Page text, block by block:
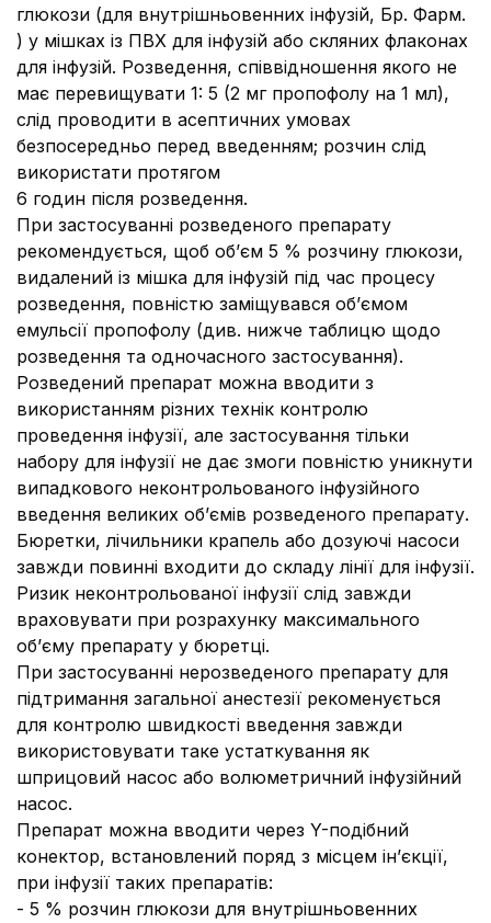
глюкози (для внутрішньовенних інфузій, Бр. Фарм.
) у мішках із ПВХ для інфузій або скляних флаконах
для інфузій. Розведення, співвідношення якого не
має перевищувати 1: 5 (2 мг пропофолу на 1 мл),
слід проводити в асептичних умовах
безпосередньо перед введенням; розчин слід
використати протягом
6 годин після розведення.
При застосуванні розведеного препарату
рекомендується, щоб об’єм 5 % розчину глюкози,
видалений із мішка для інфузій під час процесу
розведення, повністю заміщувався об’ємом
емульсії пропофолу (див. нижче таблицю щодо
розведення та одночасного застосування).
Розведений препарат можна вводити з
використанням різних технік контролю
проведення інфузії, але застосування тільки
набору для інфузії не дає змоги повністю уникнути
випадкового неконтрольованого інфузійного
введення великих об’ємів розведеного препарату.
Бюретки, лічильники крапель або дозуючі насоси
завжди повинні входити до складу лінії для інфузії.
Ризик неконтрольованої інфузії слід завжди
враховувати при розрахунку максимального
об’єму препарату у бюретці.
При застосуванні нерозведеного препарату для
підтримання загальної анестезії рекоменується
для контролю швидкості введення завжди
використовувати таке устаткування як
шприцовий насос або волюметричний інфузійний
насос.
Препарат можна вводити через Y-подібний
конектор, встановлений поряд з місцем ін’єкції,
при інфузії таких препаратів:
- 5 % розчин глюкози для внутрішньовенних